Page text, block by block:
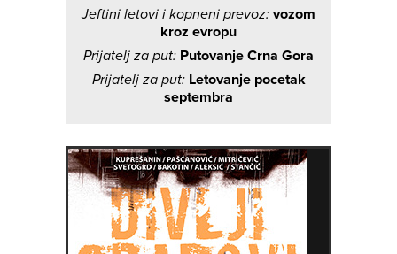
Jeftini letovi i kopneni prevoz: vozom
kroz evropu
Prijatelj za put: Putovanje Crna Gora
Prijatelj za put: Letovanje pocetak
septembra